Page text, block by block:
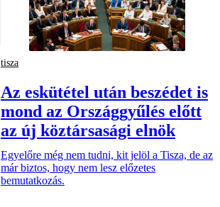
tisza
Az eskütétel után beszédet is
mond az Országgyűlés előtt
az új köztársasági elnök
Egyelőre még nem tudni, kit jelöl a Tisza, de az
már biztos, hogy nem lesz előzetes
bemutatkozás.